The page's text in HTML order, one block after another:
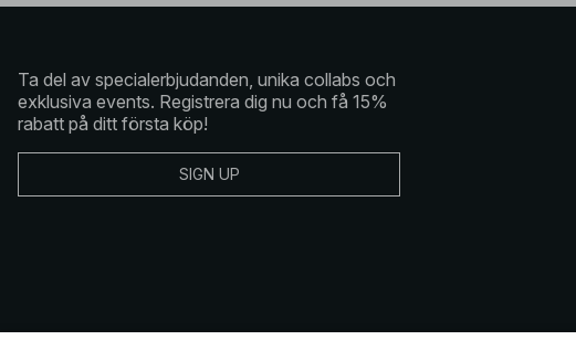
Ta del av specialerbjudanden, unika collabs och
exklusiva events. Registrera dig nu och få 15%
rabatt på ditt första köp!
SIGN UP